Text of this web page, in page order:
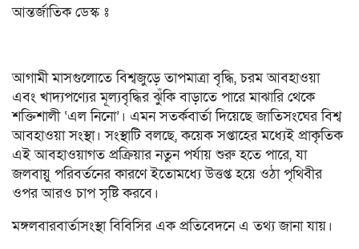
আন্তর্জাতিক ডেস্ক ঃ
আগামী মাসগুলোতে বিশ্বজুড়ে তাপমাত্রা বৃদ্ধি, চরম আবহাওয়া
এবং খাদ্যপণ্যের মূল্যবৃদ্ধির ঝুঁকি বাড়াতে পারে মাঝারি থেকে
শক্তিশালী ‘এল নিনো’। এমন সতর্কবার্তা দিয়েছে জাতিসংঘের বিশ্ব
আবহাওয়া সংস্থা। সংস্থাটি বলছে, কয়েক সপ্তাহের মধ্যেই প্রাকৃতিক
এই আবহাওয়াগত প্রক্রিয়ার নতুন পর্যায় শুরু হতে পারে, যা
জলবায়ু পরিবর্তনের কারণে ইতোমধ্যে উত্তপ্ত হয়ে ওঠা পৃথিবীর
ওপর আরও চাপ সৃষ্টি করবে।
মঙ্গলবারবার্তাসংস্থা বিবিসির এক প্রতিবেদনে এ তথ্য জানা যায়।